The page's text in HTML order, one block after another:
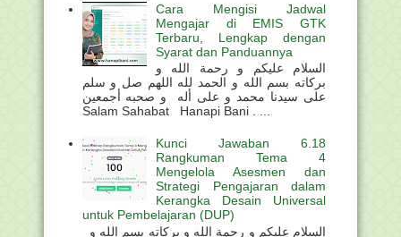
Cara Mengisi Jadwal
Mengajar di EMIS GTK
Terbaru, Lengkap dengan
Syarat dan Panduannya
السلام عليكم و رحمة الله و
بركاته بسم الله و الحمد لله اللهم صل و سلم
على سيدنا محمد و على أله و صحبه أجمعين
Salam Sahabat Hanapi Bani . ...
Kunci Jawaban 6.18
Rangkuman Tema 4
Mengelola Asesmen dan
Strategi Pengajaran dalam
Kerangka Desain Universal
untuk Pembelajaran (DUP)